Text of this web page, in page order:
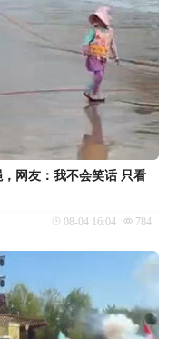
友：我不会笑话 只看
08-04 16:04 784